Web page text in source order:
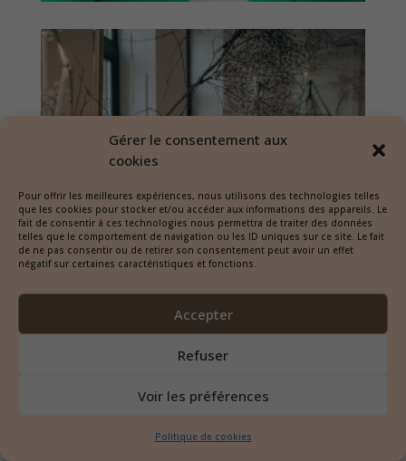
Gérer le consentement aux
cookies
Pour offrir les meilleures expériences, nous utilisons des technologies telles
que les cookies pour stocker et/ou accéder aux informations des appareils. Le
fait de consentir à ces technologies nous permettra de traiter des données
telles que le comportement de navigation ou les ID uniques sur ce site. Le fait
de ne pas consentir ou de retirer son consentement peut avoir un effet
négatif sur certaines caractéristiques et fonctions.
Accepter
Refuser
Voir les préférences
Politique de cookies